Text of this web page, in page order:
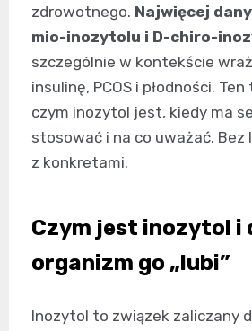
zdrowotnego. Najwięcej
mio-inozytolu i D-chiro-
szczególnie w kontekście
insulinę, PCOS i płodności.
czym inozytol jest, kiedy ma
stosować i na co uważać. Bez
z konkretami.
Czym jest inozytol i
organizm go „lubi”
Inozytol to związek zaliczany